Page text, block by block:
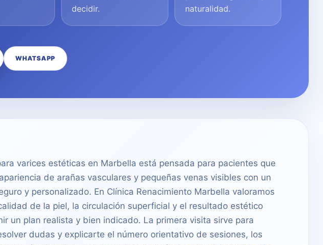
decidir.
naturalidad.
WHATSAPP
varices estéticas en Marbella está pensada para pacientes que
de arañas vasculares y pequeñas venas visibles con un
y personalizado. En Clínica Renacimiento Marbella valoramos
de la piel, la circulación superficial y el resultado estético
un plan realista y bien indicado. La primera visita sirve para
dudas y explicarte el número orientativo de sesiones, los